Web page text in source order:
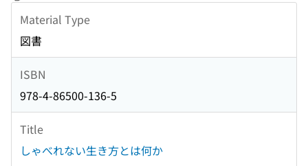
Material Type
図書
ISBN
978-4-86500-136-5
Title
しゃべれない生き方とは何か